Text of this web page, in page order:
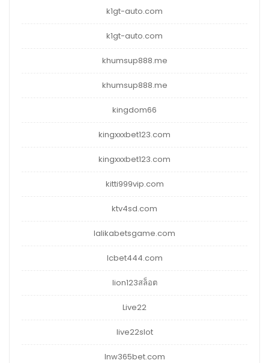
k1gt-auto.com
k1gt-auto.com
khumsup888.me
khumsup888.me
kingdom66
kingxxxbet123.com
kingxxxbet123.com
kitti999vip.com
ktv4sd.com
lalikabetsgame.com
lcbet444.com
lion123สล็อต
Live22
live22slot
lnw365bet.com